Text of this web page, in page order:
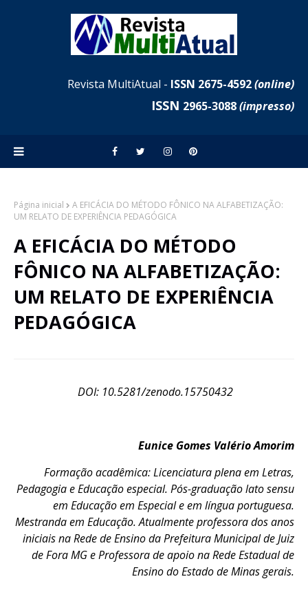
Revista MultiAtual - ISSN 2675-4592(online)
ISSN 2965-3088(impresso)
Página inicial
A EFICÁCIA DO MÉTODO FÔNICO NA ALFABETIZAÇÃO:
UM RELATO DE EXPERIÊNCIA PEDAGÓGICA
A EFICÁCIA DO MÉTODO
FÔNICO NA ALFABETIZAÇÃO:
UM RELATO DE EXPERIÊNCIA
PEDAGÓGICA
DOI: 10.5281/zenodo.15750432
Eunice Gomes Valério Amorim
Formação acadêmica: Licenciatura plena em Letras,
Pedagogia e Educação especial. Pós-graduação lato sensu
em Educação em Especial e em língua portuguesa.
Mestranda em Educação. Atualmente professora dos anos
iniciais na Rede de Ensino da Prefeitura Municipal de Juiz
de Fora MG e Professora de apoio na Rede Estadual de
Ensino do Estado de Minas gerais.